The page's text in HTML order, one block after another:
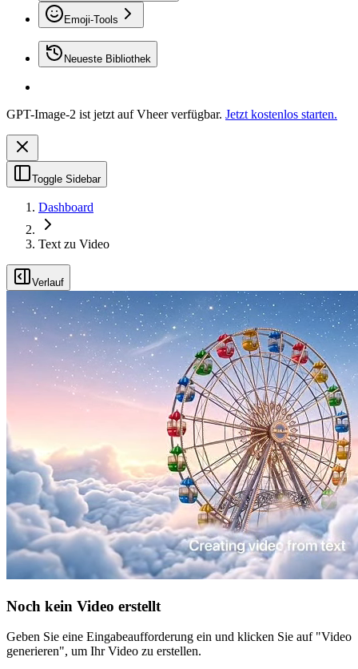
Emoji-Tools
Neueste Bibliothek
GPT-Image-2 ist jetzt auf Vheer verfügbar. Jetzt kostenlos starten.
Toggle Sidebar
Dashboard
Text zu Video
Verlauf
Noch kein Video erstellt
Geben Sie eine Eingabeaufforderung ein und klicken Sie auf "Video
generieren", um Ihr Video zu erstellen.